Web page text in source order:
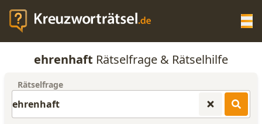
KREUZWORTRÄTSEL-HILFE
ehrenhaft Rätselfrage & Rätselhilfe
Rätselfrage